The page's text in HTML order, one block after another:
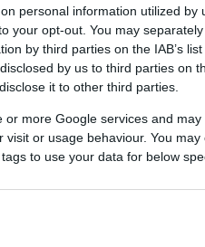
personal information utilized by
your opt-out. You may
by third parties on the IAB’s
by us to third parties on
it to other third parties.
more Google services and
or usage behaviour. You
to use your data for below
Διεθνούς
2025 του
Λόγου και
χαρά,
Διαγωνισμού, έτους